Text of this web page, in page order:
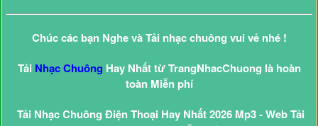
Chúc các bạn Nghe và Tải nhạc chuông vui vẻ nhé !
Tải Nhạc Chuông Hay Nhất từ TrangNhacChuong là hoàn
toàn Miễn phí
Tải Nhạc Chuông Điện Thoại Hay Nhất 2026 Mp3 - Web Tải